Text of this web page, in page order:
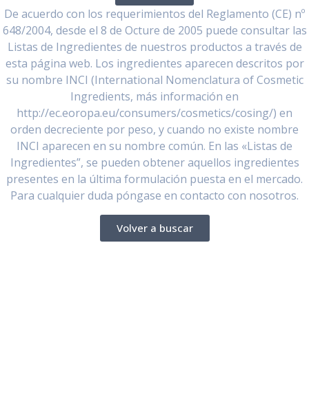
De acuerdo con los requerimientos del Reglamento (CE) nº
648/2004, desde el 8 de Octure de 2005 puede consultar las
Listas de Ingredientes de nuestros productos a través de
esta página web. Los ingredientes aparecen descritos por
su nombre INCI (International Nomenclatura of Cosmetic
Ingredients, más información en
http://ec.eoropa.eu/consumers/cosmetics/cosing/) en
orden decreciente por peso, y cuando no existe nombre
INCI aparecen en su nombre común. En las «Listas de
Ingredientes”, se pueden obtener aquellos ingredientes
presentes en la última formulación puesta en el mercado.
Para cualquier duda póngase en contacto con nosotros.
Volver a buscar